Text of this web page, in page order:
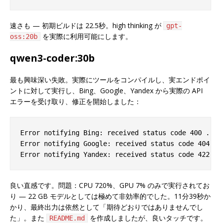
速さも — 初期ビルドは 22.5秒。high thinking が
gpt-
oss:20b
を実際に利用可能にします。
qwen3-coder:30b
最も興味深い失敗。実際にツールをコンパイルし、実エンドポイ
ントに対して実行し、Bing、Google、Yandex から実際の API
エラーを受け取り、修正を開始しました：
Error notifying Bing: received status code 400
Error notifying Google: received status code 404
良い直感です。問題：CPU 720%、GPU 7% のみで実行されてお
り — 22 GB モデルとしては極めて非効率的でした。11分39秒か
かり、最終出力は依然として「期待どおりではありませんでし
た」。また
README.md
を作成しましたが、良いタッチです。